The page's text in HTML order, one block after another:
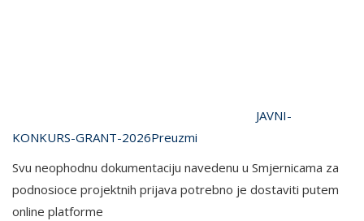
JAVNI-
KONKURS-GRANT-2026Preuzmi
Svu neophodnu dokumentaciju navedenu u Smjernicama za
podnosioce projektnih prijava potrebno je dostaviti putem
online platforme